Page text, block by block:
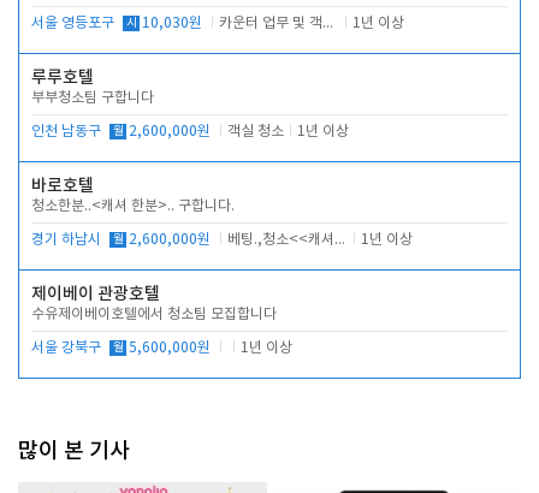
서울 영등포구 시 10,030원 카운터 업무 및 객실관리(청소상태 확인, 객실판매) 1년 이상
루루호텔
부부청소팀 구합니다
인천 남동구 월 2,600,000원 객실 청소 1년 이상
바로호텔
청소한분..<캐셔 한분>.. 구합니다.
경기 하남시 월 2,600,000원 베팅.,청소<<캐셔 모셔봅니다. 1년 이상
제이베이 관광호텔
수유제이베이호텔에서 청소팀 모집합니다
서울 강북구 월 5,600,000원 1년 이상
많이 본 기사